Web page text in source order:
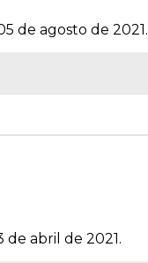
de agosto de 2021.
de abril de 2021.